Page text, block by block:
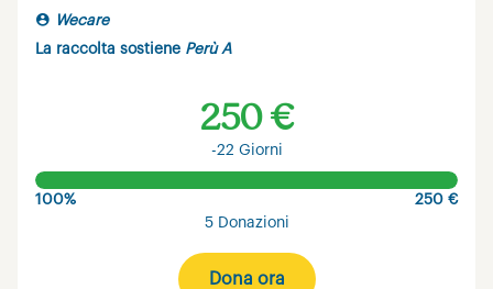
Wecare
La raccolta sostiene Perù A
250 €
-22 Giorni
100%
250 €
5 Donazioni
Dona ora